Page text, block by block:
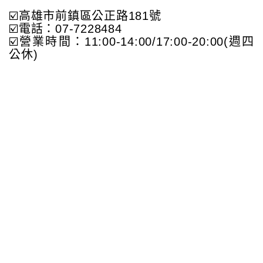
☑️高雄市前鎮區公正路181號
☑️電話：07-7228484
☑️營業時間：11:00-14:00/17:00-20:00(週四
公休)